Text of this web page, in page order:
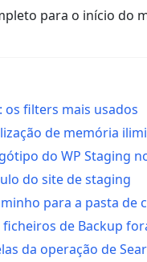
para o início do
os filters mais usados
de memória
do WP Staging
do site de staging
para a pasta de
de Backup
da operação de